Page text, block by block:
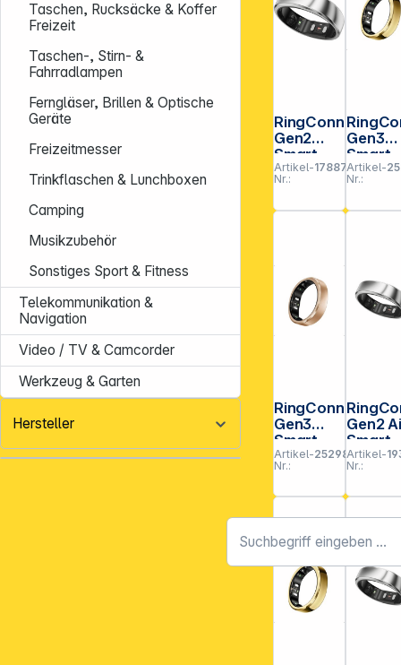
Taschen, Rucksäcke & Koffer
Freizeit
Taschen-, Stirn- &
Fahrradlampen
Ferngläser, Brillen & Optische
Geräte
Freizeitmesser
Trinkflaschen & Lunchboxen
Camping
Musikzubehör
Sonstiges Sport & Fitness
Telekommunikation &
Navigation
Video / TV & Camcorder
Werkzeug & Garten
Hersteller
RingConn
Gen2
Smart
Ring
Silber
Größe 8
Artikel-
Nr.:
178875
Gen3
Smart
Ring
Größe 9
Gold
Artikel-
Nr.:
RingConn
Gen3
Smart
Ring
Größe 15
Brushed
Rose
Gold
Artikel-
Nr.:
252984
Gen2
Smart
Ring
Silber
Artikel-
Nr.: